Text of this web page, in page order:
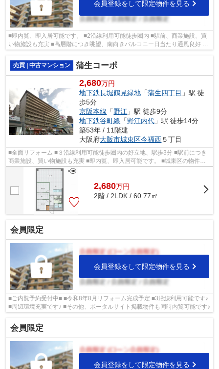
会員登録をして限定物件を見る
■即内覧、即入居可能です。 ■2沿線利用可能徒歩圏内 ■駅前、商業施設、買
い物施設も充実 ■高層階につき眺望、南向きバルコニー日当たり通風良好 ■
城東区の物件情報は武和グループまで！
売買 | 中古マンション
蒲生コーポ
2,680万円
地下鉄長堀鶴見緑地 「蒲生四丁目 」駅 徒
歩5分
京阪本線 「野江 」駅 徒歩9分
地下鉄谷町線 「野江内代 」駅 徒歩14分
築53年 / 11階建
大阪府大阪市城東区今福西５丁目
■全面リフォーム ■３沿線利用可能徒歩圏内の好立地、駅歩3分 ■駅前につき
商業施設、買い物施設も充実 ■即内覧、即入居可能です。 ■城東区の物件情
報は武和グループまで！
2,680万円
2階 / 2LDK / 60.77㎡
会員限定
会員登録をして限定物件を見る
■ご内覧予約受付中■ ■令和8年8月リフォーム完成予定 ■3沿線利用可能です♪
■周辺環境充実です♪ ■その他、ポータルサイト掲載物件も同時内覧可能です♪
会員限定
会員登録をして限定物件を見る